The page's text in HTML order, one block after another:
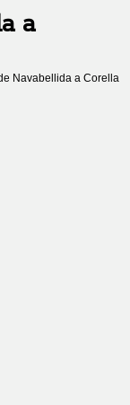
a
Navabellida aCorella